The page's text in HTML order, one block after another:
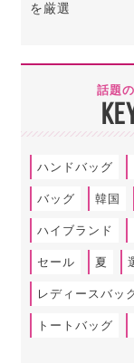
を厳選
話題
ハンドバッグ
バッグ 韓国
ハイブランド
セール 夏
レディースバッ
トートバッグ